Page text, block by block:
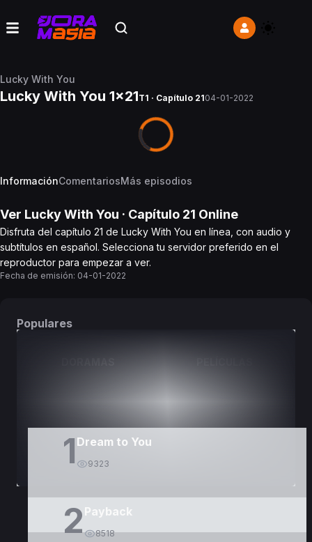
Lucky With You
Lucky With You 1x21T1 · Capítulo 2104-01-2022
InformaciónComentariosMás episodios
Ver Lucky With You · Capítulo 21 Online
Disfruta del capítulo 21 de Lucky With You en línea, con audio y
subtítulos en español. Selecciona tu servidor preferido en el
reproductor para empezar a ver.
Fecha de emisión: 04-01-2022
Populares
1 Dream to You
9323
2Payback
8518